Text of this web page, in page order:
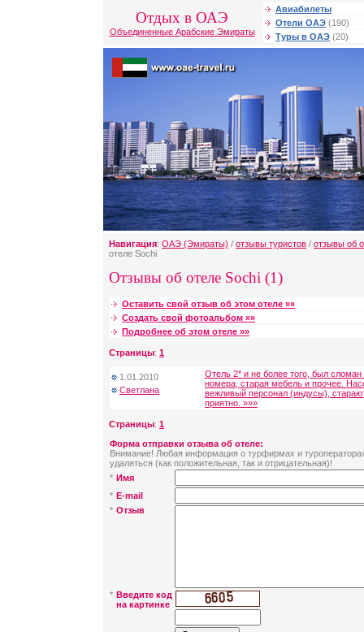
Отдых в ОАЭ
Объединенные Арабские Эмираты
Авиабилеты
Отели ОАЭ (190)
Туры в ОАЭ (20)
Навигация: ОАЭ (Эмираты) / отзывы туристов / отзывы об
отеле Sochi
Отзывы об отеле Sochi (1)
Оставить свой отзыв об этом отеле »»
Создать свой фотоальбом »»
Подробнее об этом отеле »»
Страницы: 1
1.01.2010
Светлана
Отель 2* и не более того, был
номера, старая мебель и прочее.
вежливый персонал (индусы),
приятно. »»»
Страницы: 1
Форма отправки отзыва об отеле:
Внимание! Любая информация о турфирмах и
удаляться (как положительная, так и отрицательная)!
* Имя
* E-mail
* Отзыв
* Введите код
на картинке